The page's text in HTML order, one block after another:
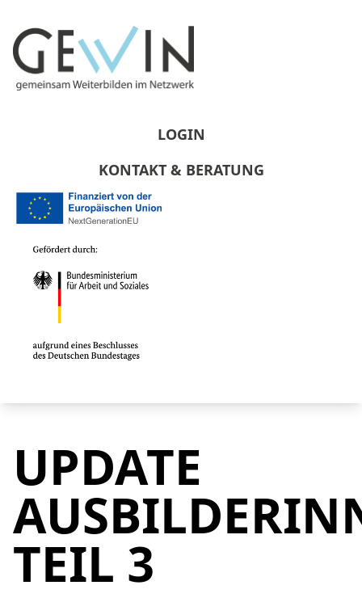
LOGIN
KONTAKT & BERATUNG
UPDATE
TEIL 3